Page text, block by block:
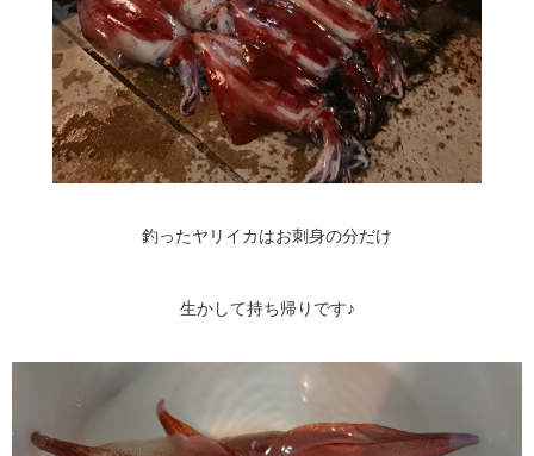
釣ったヤリイカはお刺身の分だけ
生かして持ち帰りです♪